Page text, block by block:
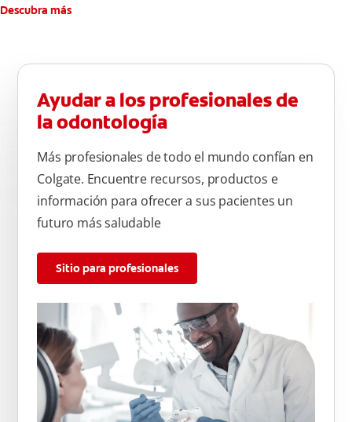
Descubra más
Ayudar a los profesionales de
la odontología
Más profesionales de todo el mundo confían en
Colgate. Encuentre recursos, productos e
información para ofrecer a sus pacientes un
futuro más saludable
Sitio para profesionales